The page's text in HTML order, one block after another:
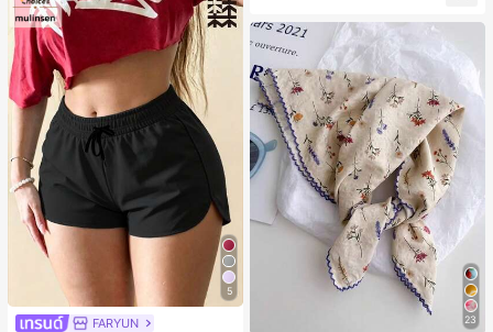
5
FARYUN 23